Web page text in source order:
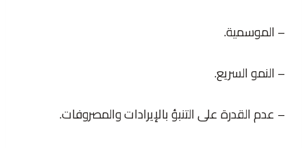
– الموسمية.
– النمو السريع.
– عدم القدرة على التنبؤ بالإيرادات والمصروفات.